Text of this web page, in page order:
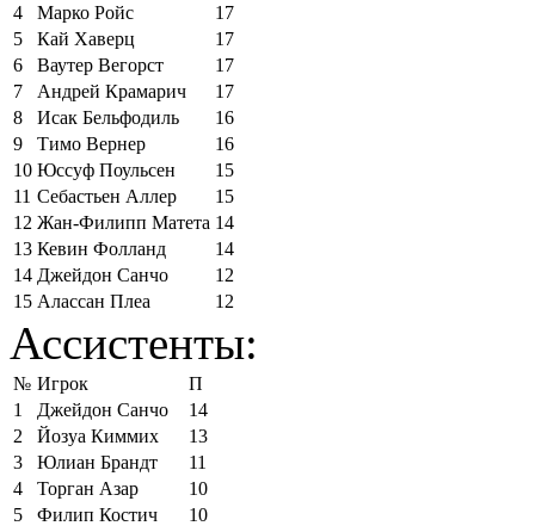
4
Марко Ройс
17
5
Кай Хаверц
17
6
Ваутер Вегорст
17
7
Андрей Крамарич
17
8
Исак Бельфодиль
16
9
Тимо Вернер
16
10 Юссуф Поульсен
15
11 Себастьен Аллер
15
12 Жан-Филипп Матета 14
13 Кевин Фолланд
14
14 Джейдон Санчо
12
15 Алассан Плеа 12
Ассистенты:
№ Игрок
П
1
Джейдон Санчо
14
2
Йозуа Киммих
13
3
Юлиан Брандт
11
4
Торган Азар
10
5
Филип Костич
10